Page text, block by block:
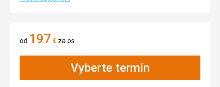
od 197 € za os.
Vyberte termín